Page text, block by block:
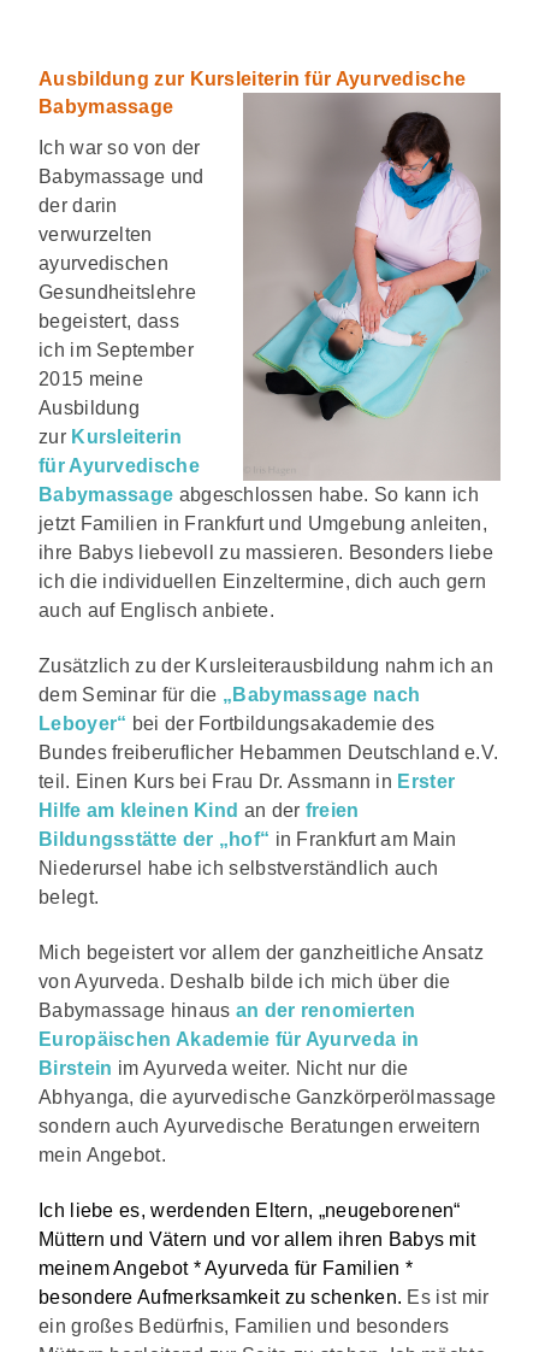
Ausbildung zur Kursleiterin für Ayurvedische
Babymassage
Ich war so von der
Babymassage und
der darin
verwurzelten
ayurvedischen
Gesundheitslehre
begeistert, dass
ich im September
2015 meine
Ausbildung
zur Kursleiterin
für Ayurvedische
Babymassage abgeschlossen habe. So kann ich
jetzt Familien in Frankfurt und Umgebung anleiten,
ihre Babys liebevoll zu massieren. Besonders liebe
ich die individuellen Einzeltermine, dich auch gern
auch auf Englisch anbiete.
Zusätzlich zu der Kursleiterausbildung nahm ich an
dem Seminar für die „Babymassage nach
Leboyer“ bei der Fortbildungsakademie des
Bundes freiberuflicher Hebammen Deutschland e.V.
teil. Einen Kurs bei Frau Dr. Assmann in Erster
Hilfe am kleinen Kind an der freien
Bildungsstätte der „hof“ in Frankfurt am Main
Niederursel habe ich selbstverständlich auch
belegt.
Mich begeistert vor allem der ganzheitliche Ansatz
von Ayurveda. Deshalb bilde ich mich über die
Babymassage hinaus an der renomierten
Europäischen Akademie für Ayurveda in
Birstein im Ayurveda weiter. Nicht nur die
Abhyanga, die ayurvedische Ganzkörperölmassage
sondern auch Ayurvedische Beratungen erweitern
mein Angebot.
Ich liebe es, werdenden Eltern, „neugeborenen“
Müttern und Vätern und vor allem ihren Babys mit
meinem Angebot * Ayurveda für Familien *
besondere Aufmerksamkeit zu schenken. Es ist mir
ein großes Bedürfnis, Familien und besonders